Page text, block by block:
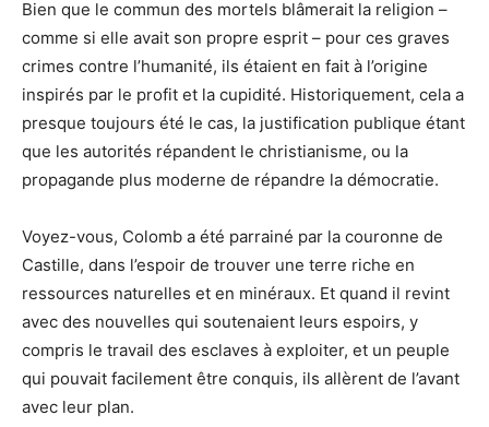
Bien que le commun des mortels blâmerait la religion –
comme si elle avait son propre esprit – pour ces graves
crimes contre l’humanité, ils étaient en fait à l’origine
inspirés par le profit et la cupidité. Historiquement, cela a
presque toujours été le cas, la justification publique étant
que les autorités répandent le christianisme, ou la
propagande plus moderne de répandre la démocratie.
Voyez-vous, Colomb a été parrainé par la couronne de
Castille, dans l’espoir de trouver une terre riche en
ressources naturelles et en minéraux. Et quand il revint
avec des nouvelles qui soutenaient leurs espoirs, y
compris le travail des esclaves à exploiter, et un peuple
qui pouvait facilement être conquis, ils allèrent de l’avant
avec leur plan.